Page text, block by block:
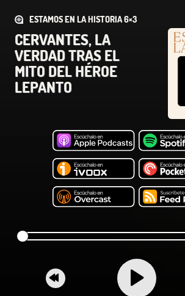
ESTAMOS EN LA HISTORIA 6×3
CERVANTES, LA
VERDAD TRAS EL
MITO DEL HÉROE
LEPANTO